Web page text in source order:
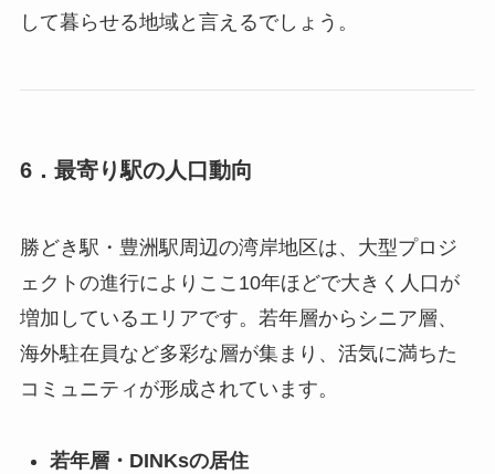
して暮らせる地域と言えるでしょう。
6．最寄り駅の人口動向
勝どき駅・豊洲駅周辺の湾岸地区は、大型プロジ
ェクトの進行によりここ10年ほどで大きく人口が
増加しているエリアです。若年層からシニア層、
海外駐在員など多彩な層が集まり、活気に満ちた
コミュニティが形成されています。
若年層・DINKsの居住